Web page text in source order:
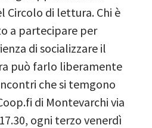
Circolo di lettura. Chi è
a partecipare per
di socializzare il
può farlo liberamente
che si temgono
di Montevarchi via
ogni terzo venerdì